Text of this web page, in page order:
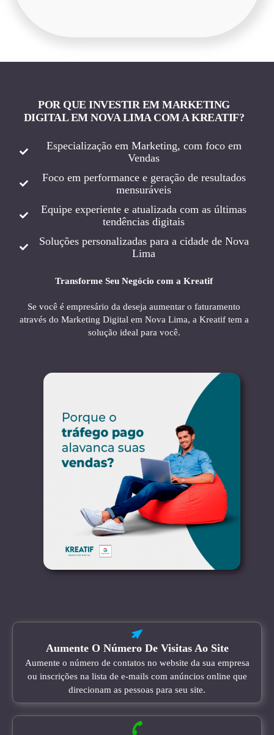
POR QUE INVESTIR EM MARKETING
DIGITAL EM NOVA LIMA COM A KREATIF?
Especialização em Marketing, com foco em
Vendas
Foco em performance e geração de resultados
mensuráveis
Equipe experiente e atualizada com as últimas
tendências digitais
Soluções personalizadas para a cidade de Nova
Lima
Transforme Seu Negócio com a Kreatif
Se você é empresário da deseja aumentar o faturamento
através do Marketing Digital em Nova Lima, a Kreatif tem a
solução ideal para você.
Aumente O Número De Visitas Ao Site
Aumente o número de contatos no website da sua empresa
ou inscrições na lista de e-mails com anúncios online que
direcionam as pessoas para seu site.